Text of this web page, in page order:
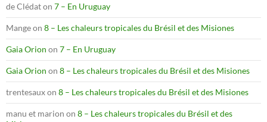
de Clédaton 7 – En Uruguay
Mangeon 8 – Les chaleurs tropicales du Brésil et des Misiones
Gaia Orion on 7 – En Uruguay
Gaia Orion on 8 – Les chaleurs tropicales du Brésil et des Misiones
trentesauxon 8 – Les chaleurs tropicales du Brésil et des Misiones
manu et marion on 8 – Les chaleurs tropicales du Brésil et des